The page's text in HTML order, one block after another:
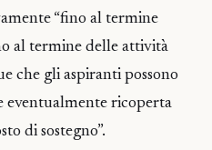
“fino al termine
al termine delle attività
che gli aspiranti possono
eventualmente ricoperta
di sostegno”.